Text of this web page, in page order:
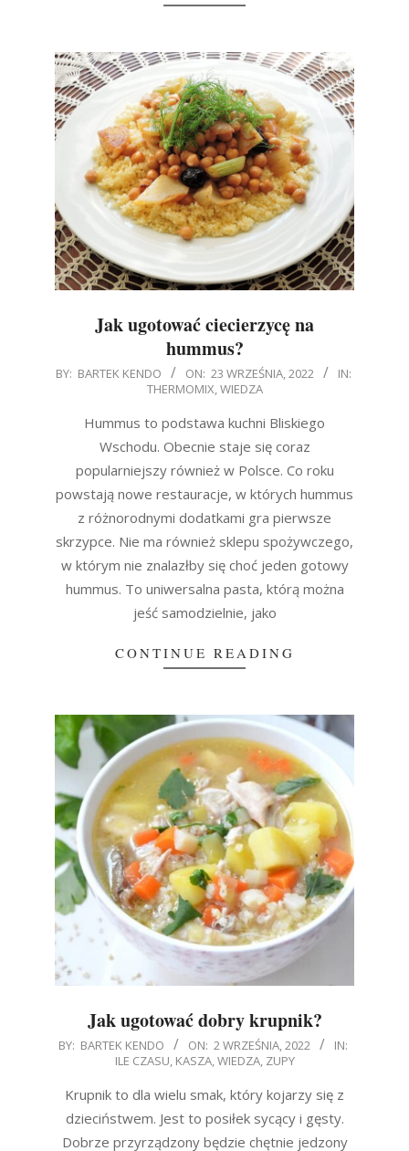
Jak ugotować ciecierzycę na
hummus?
2022-
BY: BARTEK KENDO ON: 23 WRZEŚNIA, 2022
IN:
THERMOMIX,WIEDZA
Hummus to podstawa kuchni Bliskiego
Wschodu. Obecnie staje się coraz
popularniejszy również w Polsce. Co roku
powstają nowe restauracje, w których hummus
z różnorodnymi dodatkami gra pierwsze
skrzypce. Nie ma również sklepu spożywczego,
w którym nie znalazłby się choć jeden gotowy
hummus. To uniwersalna pasta, którą można
jeść samodzielnie, jako
CONTINUE READING
Jak ugotować dobry krupnik?
2022-
02
BY: BARTEK KENDO ON: 2 WRZEŚNIA, 2022
IN:
ILE CZASU, KASZA,WIEDZA, ZUPY
Krupnik to dla wielu smak, który kojarzy się z
dzieciństwem. Jest to posiłek sycący i gęsty.
Dobrze przyrządzony będzie chętnie jedzony